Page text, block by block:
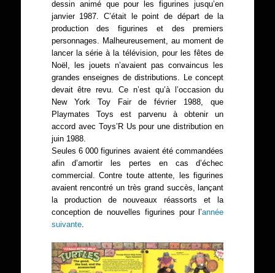
dessin animé que pour les figurines jusqu’en
janvier 1987. C’était le point de départ de la
production des figurines et des premiers
personnages. Malheureusement, au moment de
lancer la série à la télévision, pour les fêtes de
Noël, les jouets n’avaient pas convaincus les
grandes enseignes de distributions. Le concept
devait être revu. Ce n’est qu’à l’occasion du
New York Toy Fair de février 1988, que
Playmates Toys est parvenu à obtenir un
accord avec Toys’R Us pour une distribution en
juin 1988.
Seules 6 000 figurines avaient été commandées
afin d’amortir les pertes en cas d’échec
commercial. Contre toute attente, les figurines
avaient rencontré un très grand succès, lançant
la production de nouveaux réassorts et la
conception de nouvelles figurines pour l’année
suivante.